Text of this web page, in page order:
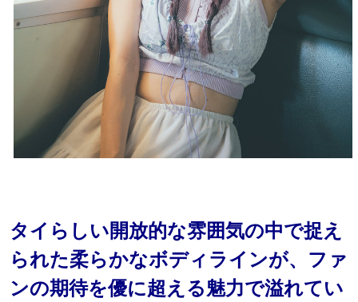
タイらしい開放的な雰囲気の中で捉え
られた柔らかなボディラインが、ファ
ンの期待を優に超える魅力で溢れてい